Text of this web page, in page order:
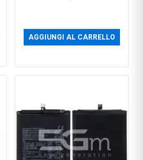
AGGIUNGI AL CARRELLO